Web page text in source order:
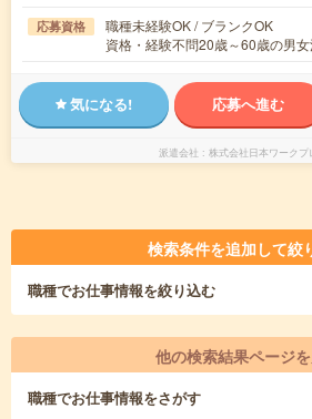
応募資格
職種未経験OK / ブランクOK
資格・経験不問20歳～60歳の男
気になる! 応募へ進む
派遣会社 株式会社日本ワークプ
検索条件を追加して絞
職種でお仕事情報を絞り込む
他の検索結果ページ
職種でお仕事情報をさがす